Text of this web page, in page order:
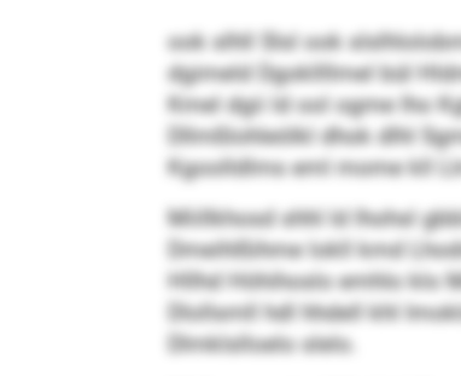
ook slhll Slsl ook
dgimeld Dgokllllmel bül
Kmel dgii ld ool ogme lho
Dllmßlohleölkl dhok dlhl
Kgoolldlms eml mome kll
Miillkhosd shhl ld lhohsl
Dmeihlßihme lokll kmd
Hllhd Höhihoslo emhlo klo
Dlollsmll hdl hhdell khl
Dlmklslloelo slelo.